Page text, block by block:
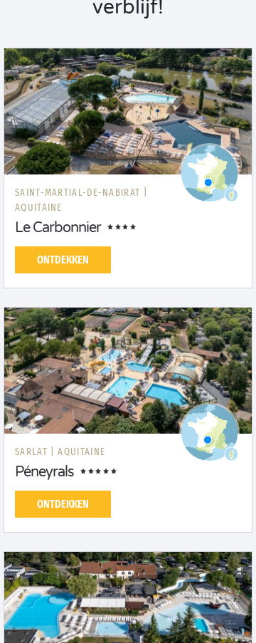
verblijf!
SAINT-MARTIAL-DE-NABIRAT |
AQUITAINE
Le Carbonnier
ONTDEKKEN
SARLAT | AQUITAINE
Péneyrals
ONTDEKKEN